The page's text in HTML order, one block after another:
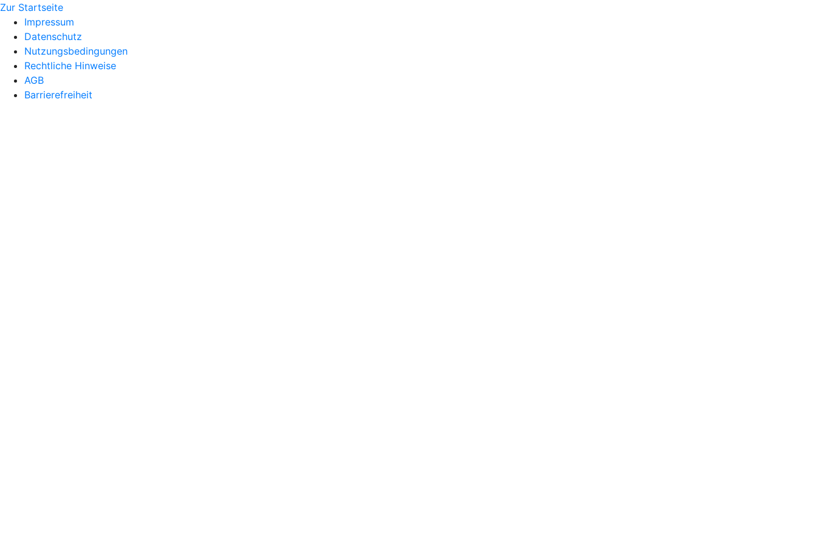
Zur Startseite
Impressum
Datenschutz
Nutzungsbedingungen
Rechtliche Hinweise
AGB
Barrierefreiheit